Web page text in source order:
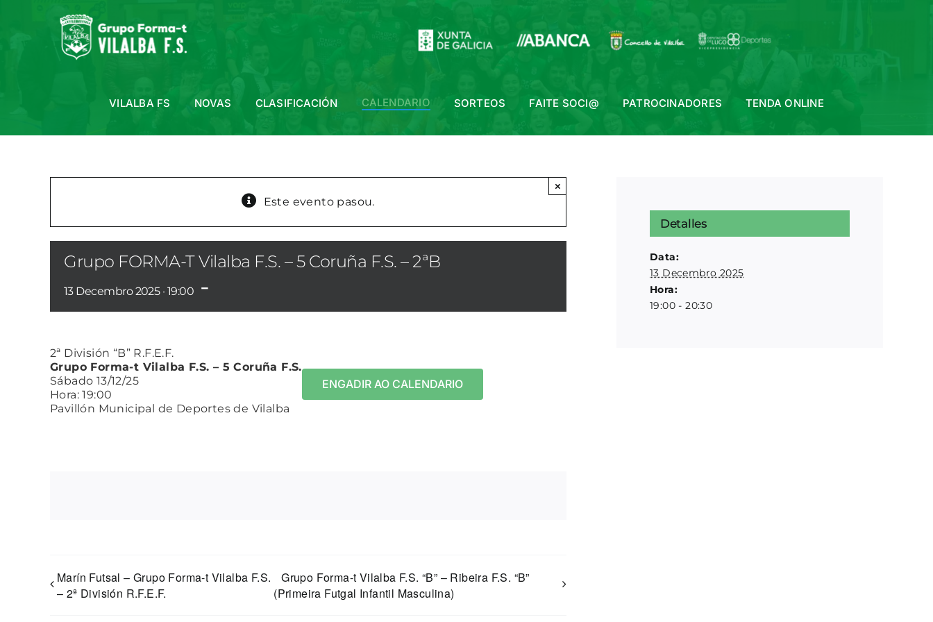
VILALBA FS NOVAS CLASIFICACIÓN CALENDARIO SORTEOS FAITE SOCI@ PATROCINADORES TENDA ONLINE
Este evento pasou.
×
Grupo FORMA-T Vilalba F.S. – 5 Coruña F.S. – 2ªB
13 Decembro 2025 · 19:00 -
2ª División “B” R.F.E.F.
Grupo Forma-t Vilalba F.S. – 5 Coruña F.S.
Sábado 13/12/25
Hora: 19:00
Pavillón Municipal de Deportes de Vilalba
ENGADIR AO CALENDARIO
Marín Futsal – Grupo Forma-t Vilalba F.S.
– 2ª División R.F.E.F.
Grupo Forma-t Vilalba F.S. “B” – Ribeira F.S. “B”
(Primeira Futgal Infantil Masculina)
Detalles
Data:
13 Decembro 2025
Hora:
19:00 - 20:30